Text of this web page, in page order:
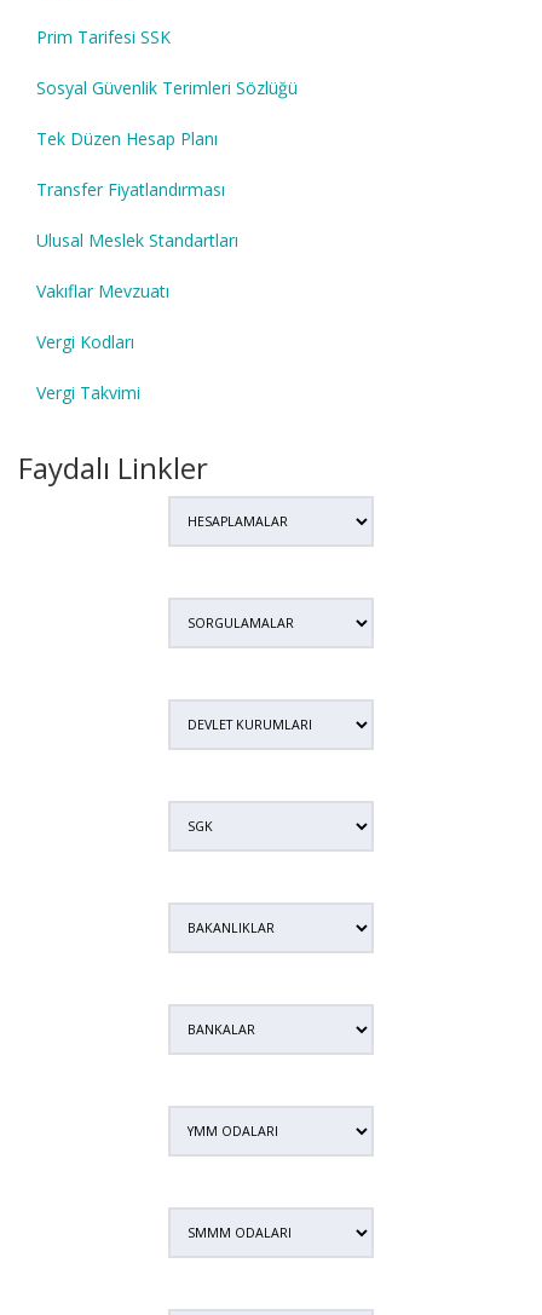
Prim Tarifesi SSK
Sosyal Güvenlik Terimleri Sözlüğü
Tek Düzen Hesap Planı
Transfer Fiyatlandırması
Ulusal Meslek Standartları
Vakıflar Mevzuatı
Vergi Kodları
Vergi Takvimi
Faydalı Linkler